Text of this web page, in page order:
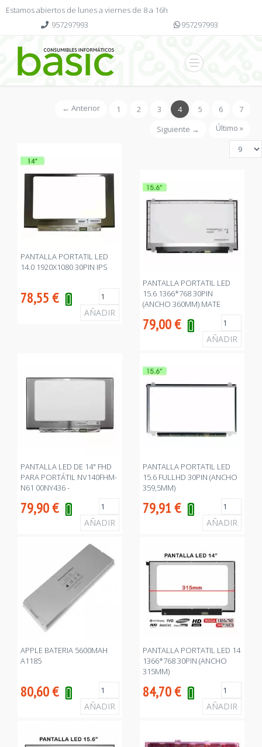
Estamos abiertos de lunes a viernes de 8 a 16h
957297993
957297993
← Anterior 1 2 3 4 5 6
7
Siguiente →
Último »
PANTALLA PORTATIL LED
14.0 1920X1080 30PIN IPS
78,55€
PANTALLA PORTATIL LED
15.6 1366*768 30PIN
(ANCHO 360MM) MATE
79,00€
PANTALLA LED DE 14" FHD
PARA PORTÁTIL NV140FHM-
N61 00NY436 -
79,90€
PANTALLA PORTATIL LED
15.6 FULLHD 30PIN (ANCHO
359,5MM)
79,91€
APPLE BATERIA 5600MAH
A1185
80,60€
PANTALLA PORTATIL LED 14
1366*768 30PIN (ANCHO
315MM)
84,70€